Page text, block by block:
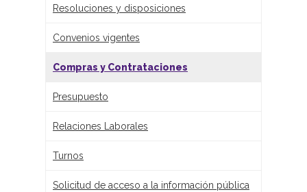
Resoluciones y disposiciones
Convenios vigentes
Compras y Contrataciones
Presupuesto
Relaciones Laborales
Turnos
Solicitud de acceso a la información pública